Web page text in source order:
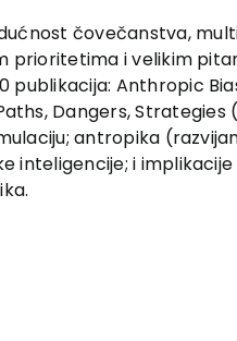
čovečanstva,
prioritetima i velikim
Anthropic
Dangers,
antropika
i